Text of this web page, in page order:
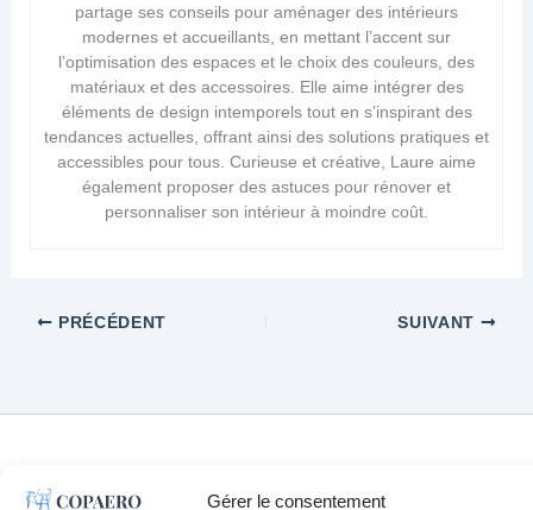
Gérer le consentement
partage ses conseils pour aménager des intérieurs
modernes et accueillants, en mettant l’accent sur
l’optimisation des espaces et le choix des couleurs, des
matériaux et des accessoires. Elle aime intégrer des
éléments de design intemporels tout en s’inspirant des
tendances actuelles, offrant ainsi des solutions pratiques et
accessibles pour tous. Curieuse et créative, Laure aime
également proposer des astuces pour rénover et
personnaliser son intérieur à moindre coût.
PRÉCÉDENT SUIVANT